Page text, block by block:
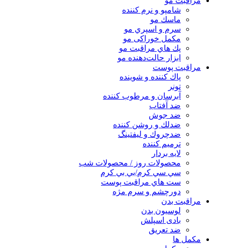
شامپو و نرم كننده
ماسك مو
سرم و اسپري مو
مكمل خوراكی مو
پك هاي مراقبت مو
ابزار حالت‌دهنده مو
مراقبت پوست
پاك كننده و شوينده
تونر
آبرسان و مرطوب كننده
ضد آفتاب
ضد جوش
ضدلك و روشن كننده
ضدچروك و ليفتينگ
ترميم كننده
لايه بردار
محصولات روز / محصولات شب
سي سي كرم/بي بي كرم
ست هاي مراقبت پوست
دورچشم و سرم مژه
مراقبت بدن
لوسیون بدن
بادی اسپلش
ضد تعریق
مكمل ها